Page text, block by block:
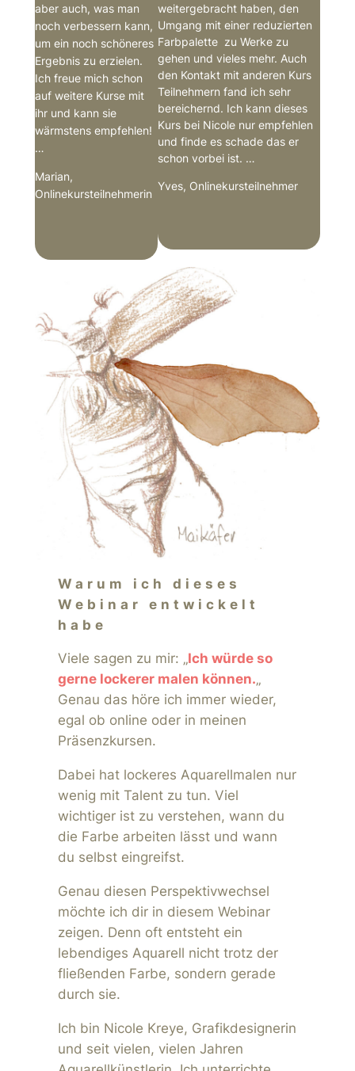
aber auch, was man
noch verbessern kann,
um ein noch schöneres
Ergebnis zu erzielen.
Ich freue mich schon
auf weitere Kurse mit
ihr und kann sie
wärmstens empfehlen!
…
Marian,
Onlinekursteilnehmerin
weitergebracht haben, den
Umgang mit einer reduzierten
Farbpalette zu Werke zu
gehen und vieles mehr. Auch
den Kontakt mit anderen Kurs
Teilnehmern fand ich sehr
bereichernd. Ich kann dieses
Kurs bei Nicole nur empfehlen
und finde es schade das er
schon vorbei ist. …
Yves, Onlinekursteilnehmer
Warum ich dieses
Webinar entwickelt
habe
Viele sagen zu mir: „Ich würde so
gerne lockerer malen können.„
Genau das höre ich immer wieder,
egal ob online oder in meinen
Präsenzkursen.
Dabei hat lockeres Aquarellmalen nur
wenig mit Talent zu tun. Viel
wichtiger ist zu verstehen, wann du
die Farbe arbeiten lässt und wann
du selbst eingreifst.
Genau diesen Perspektivwechsel
möchte ich dir in diesem Webinar
zeigen. Denn oft entsteht ein
lebendiges Aquarell nicht trotz der
fließenden Farbe, sondern gerade
durch sie.
Ich bin Nicole Kreye, Grafikdesignerin
und seit vielen, vielen Jahren